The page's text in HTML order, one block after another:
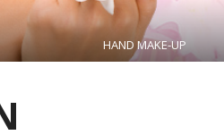
HAND MAKE-UP